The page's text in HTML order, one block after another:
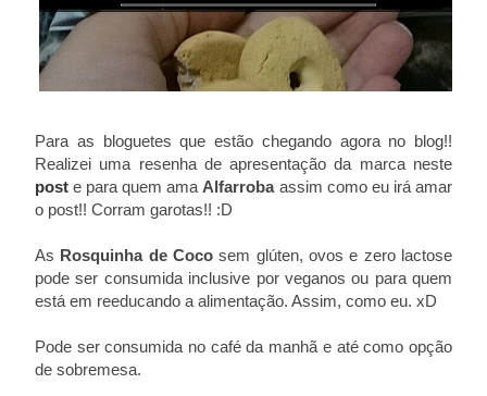
Para as bloguetes que estão chegando agora no blog!!
Realizei uma resenha de apresentação da marca neste
post e para quem ama Alfarrobaassim como eu irá amar
o post!! Corram garotas!! :D
As Rosquinha de Coco sem glúten, ovos e zero lactose
pode ser consumida inclusive por veganos ou para quem
está em reeducando a alimentação. Assim, como eu. xD
Pode ser consumida no café da manhã e até como opção
de sobremesa.